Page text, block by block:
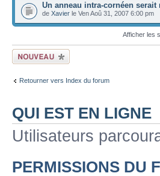
Un anneau intra-cornéen
de Xavier le Ven Aoû 31, 2007 6:00 pm
Afficher les
Ecrire un nouveau
sujet
Retourner vers Index du forum
QUI EST EN LIGNE
Utilisateurs
PERMISSIONS DU